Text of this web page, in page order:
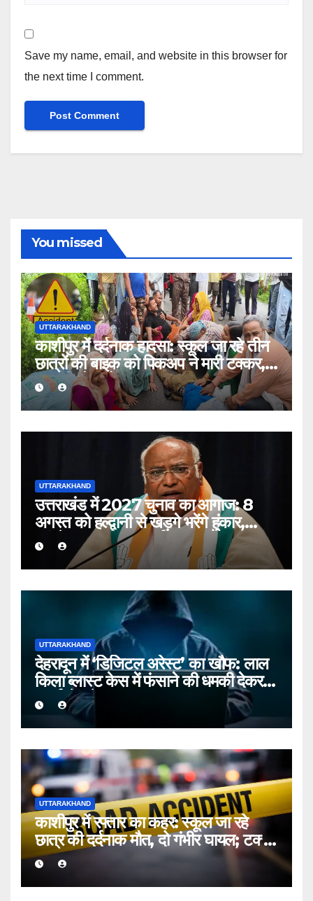
Save my name, email, and website in this browser for
the next time I comment.
You missed
UTTARAKHAND
काशीपुर में दर्दनाक हादसा: स्कूल जा रहे तीन
छात्रों की बाइक को पिकअप ने मारी टक्कर,
एक की मौत, दो घायल
UTTARAKHAND
उत्तराखंड में 2027 चुनाव का आगाज: 8
अगस्त को हल्द्वानी से खड़गे भरेंगे हुंकार,
कांग्रेस का शक्ति प्रदर्शन
UTTARAKHAND
देहरादून में ‘डिजिटल अरेस्ट’ का खौफ: लाल
किला ब्लास्ट केस में फंसाने की धमकी देकर
बुजुर्ग से ठगे ₹13 लाख
UTTARAKHAND
काशीपुर में रफ्तार का कहर: स्कूल जा रहे
छात्र की दर्दनाक मौत, दो गंभीर घायल; टक्कर
मारकर चालक फरार